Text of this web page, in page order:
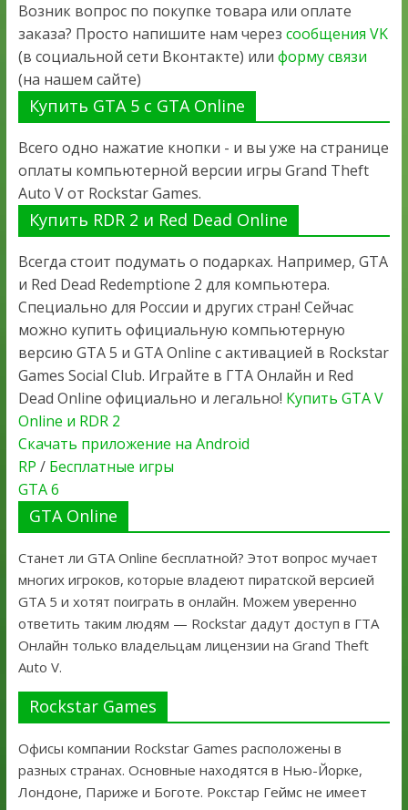
Возник вопрос по покупке товара или оплате
заказа? Просто напишите нам через сообщения VK
(в социальной сети Вконтакте) или форму связи
(на нашем сайте)
Купить GTA 5 с GTA Online
Всего одно нажатие кнопки - и вы уже на странице
оплаты компьютерной версии игры Grand Theft
Auto V от Rockstar Games.
Купить RDR 2 и Red Dead Online
Всегда стоит подумать о подарках. Например, GTA
и Red Dead Redemptione 2 для компьютера.
Специально для России и других стран! Сейчас
можно купить официальную компьютерную
версию GTA 5 и GTA Online с активацией в Rockstar
Games Social Club. Играйте в ГТА Онлайн и Red
Dead Online официально и легально! Купить GTA V
Online и RDR 2
Скачать приложение на Android
RP / Бесплатные игры
GTA 6
GTA Online
Станет ли GTA Online бесплатной? Этот вопрос мучает
многих игроков, которые владеют пиратской версией
GTA 5 и хотят поиграть в онлайн. Можем уверенно
ответить таким людям — Rockstar дадут доступ в ГТА
Онлайн только владельцам лицензии на Grand Theft
Auto V.
Rockstar Games
Офисы компании Rockstar Games расположены в
разных странах. Основные находятся в Нью-Йорке,
Лондоне, Париже и Боготе. Рокстар Геймс не имеет